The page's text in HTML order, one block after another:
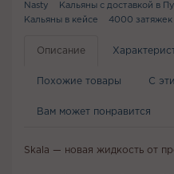
Nasty
Кальяны с доставкой в
Кальяны в кейсе
4000 затяжек
Описание
Похожие товары С
Вам может понравится
Skala — новая жидкость от